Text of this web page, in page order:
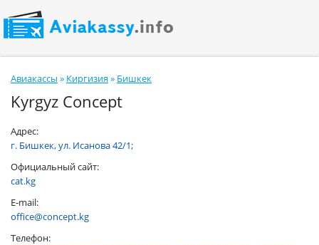
Авиакассы » Киргизия» Бишкек
Kyrgyz Concept
Адрес:
г. Бишкек, ул. Исанова 42/1;
Официальный сайт:
cat.kg
E-mail:
office@concept.kg
Телефон: